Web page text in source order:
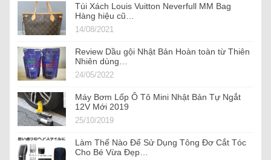
Túi Xách Louis Vuitton Neverfull MM Bag
Hàng hiệu cũ…
14/08/2021
Review Dầu gội Nhật Bản Hoàn toàn từ Thiên
Nhiên dùng…
24/05/2022
Máy Bơm Lốp Ô Tô Mini Nhật Bản Tự Ngắt
12V Mới 2019
25/10/2019
Làm Thế Nào Để Sử Dụng Tông Đơ Cắt Tóc
Cho Bé Vừa Đẹp…